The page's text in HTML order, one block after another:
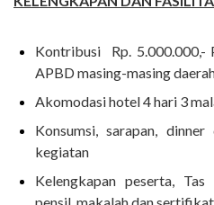
Kontribusi Rp. 5.000.000,-
APBD masing-masing
Akomodasi hotel 4 hari 3
Konsumsi, sarapan,
kegiatan
Kelengkapan peserta,
pensil, makalah dan